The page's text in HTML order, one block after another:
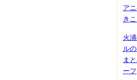
ア
き
火
ル
ま
ーフ